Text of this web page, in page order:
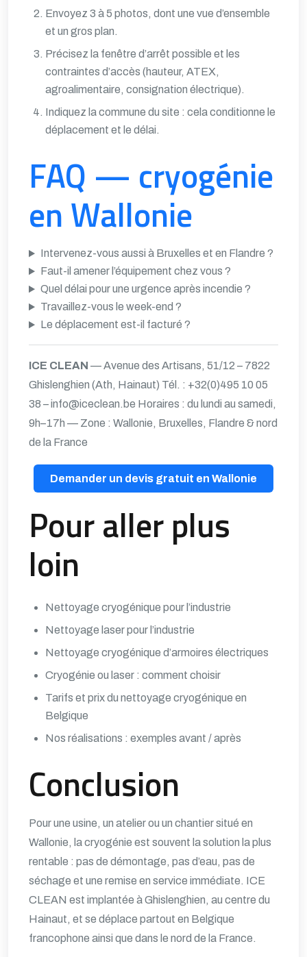
Envoyez 3 à 5 photos, dont une vue d’ensemble
et un gros plan.
Précisez la fenêtre d’arrêt possible et les
contraintes d’accès (hauteur, ATEX,
agroalimentaire, consignation électrique).
Indiquez la commune du site : cela conditionne le
déplacement et le délai.
FAQ — cryogénie
en Wallonie
Intervenez-vous aussi à Bruxelles et en Flandre ?
Faut-il amener l’équipement chez vous ?
Quel délai pour une urgence après incendie ?
Travaillez-vous le week-end ?
Le déplacement est-il facturé ?
ICE CLEAN — Avenue des Artisans, 51/12 – 7822
Ghislenghien (Ath, Hainaut) Tél. : +32(0)495 10 05
38 –info@iceclean.be Horaires : du lundi au samedi,
9h–17h — Zone : Wallonie, Bruxelles, Flandre & nord
de la France
Demander un devis gratuit en Wallonie
Pour aller plus
loin
Nettoyage cryogénique pour l’industrie
Nettoyage laser pour l’industrie
Nettoyage cryogénique d’armoires électriques
Cryogénie ou laser : comment choisir
Tarifs et prix du nettoyage cryogénique en
Belgique
Nos réalisations : exemples avant / après
Conclusion
Pour une usine, un atelier ou un chantier situé en
Wallonie, la cryogénie est souvent la solution la plus
rentable : pas de démontage, pas d’eau, pas de
séchage et une remise en service immédiate. ICE
CLEAN est implantée à Ghislenghien, au centre du
Hainaut, et se déplace partout en Belgique
francophone ainsi que dans le nord de la France.